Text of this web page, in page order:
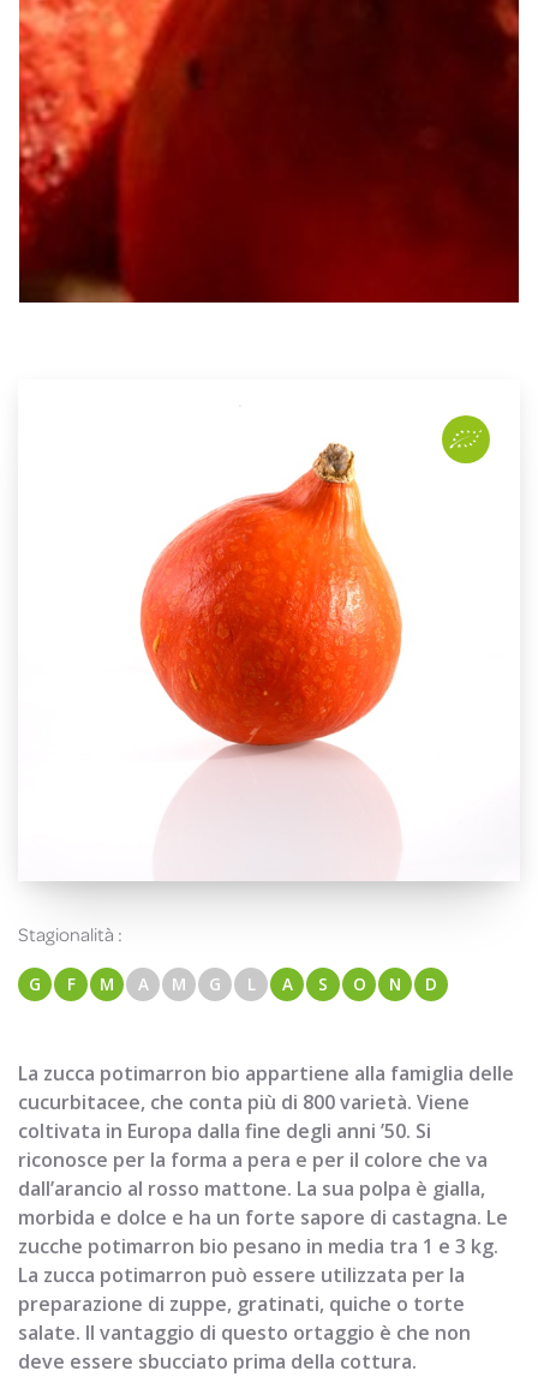
Stagionalità :
G F M A M G L A S O N D
La zucca potimarron bio appartiene alla famiglia delle
cucurbitacee, che conta più di 800 varietà. Viene
coltivata in Europa dalla fine degli anni ’50. Si
riconosce per la forma a pera e per il colore che va
dall’arancio al rosso mattone. La sua polpa è gialla,
morbida e dolce e ha un forte sapore di castagna. Le
zucche potimarron bio pesano in media tra 1 e 3 kg.
La zucca potimarron può essere utilizzata per la
preparazione di zuppe, gratinati, quiche o torte
salate. Il vantaggio di questo ortaggio è che non
deve essere sbucciato prima della cottura.